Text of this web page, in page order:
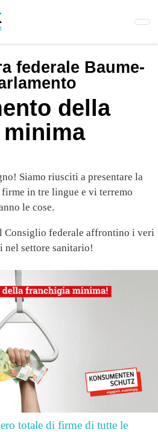
federale Baume-
della
Siamo riusciti a presentare la
in tre lingue e vi terremo
le cose.
Consiglio federale affrontino i veri
nel settore sanitario!
totale di firme di tutte le